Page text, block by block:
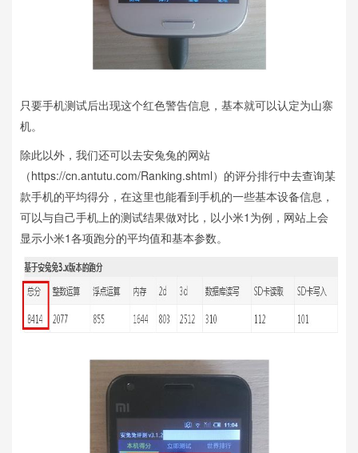
只要手机测试后出现这个红色警告信息，基本就可以认定为山寨
机。
除此以外，我们还可以去安兔兔的网站
（https://cn.antutu.com/Ranking.shtml）的评分排行中去查询某
款手机的平均得分，在这里也能看到手机的一些基本设备信息，
可以与自己手机上的测试结果做对比，以小米1为例，网站上会
显示小米1各项跑分的平均值和基本参数。